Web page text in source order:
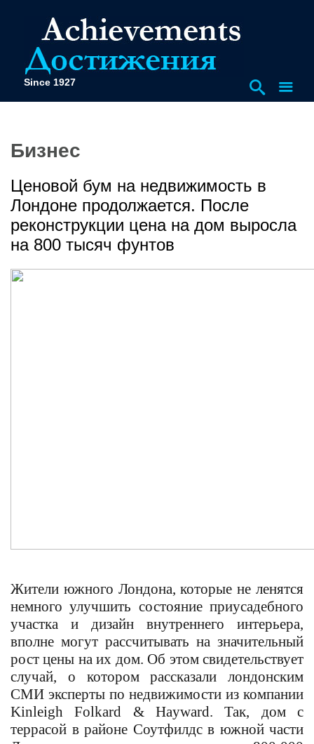
Since 1927
Бизнес
Ценовой бум на недвижимость в
Лондоне продолжается. После
реконструкции цена на дом выросла
на 800 тысяч фунтов
Жители южного Лондона, которые не ленятся
немного улучшить состояние приусадебного
участка и дизайн внутреннего интерьера,
вполне могут рассчитывать на значительный
рост цены на их дом. Об этом свидетельствует
случай, о котором рассказали лондонским
СМИ эксперты по недвижимости из компании
Kinleigh Folkard & Hayward. Так, дом с
террасой в районе Соутфилдс в южной части